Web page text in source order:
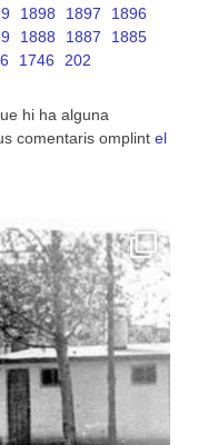
1898 1897
1896
1888 1887
1885
1746 202
hi ha alguna
comentaris omplint el